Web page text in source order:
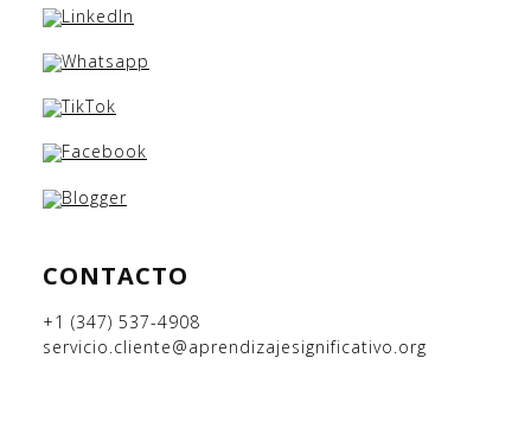
CONTACTO
+1 (347) 537-4908
servicio.cliente@aprendizajesignificativo.org